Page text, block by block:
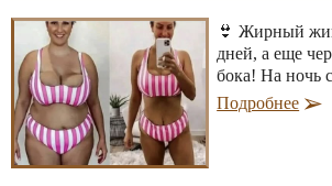
👙 Жирный
дней, а еще
бока! На ночь
Подробнее